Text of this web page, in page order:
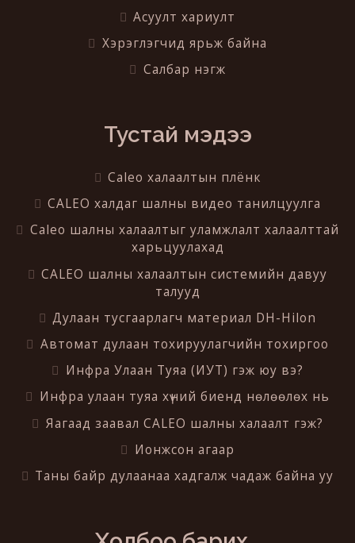
Асуулт хариулт
Хэрэглэгчид ярьж байна
Салбар нэгж
Тустай мэдээ
Caleo халаалтын плёнк
CALEO халдаг шалны видео танилцуулга
Caleo шалны халаалтыг уламжлалт халаалттай
харьцуулахад
CALEO шалны халаалтын системийн давуу
талууд
Дулаан тусгаарлагч материал DH-Hilon
Автомат дулаан тохируулагчийн тохиргоо
Инфра Улаан Туяа (ИУТ) гэж юу вэ?
Инфра улаан туяа хүний биенд нөлөөлөх нь
Яагаад заавал CALEO шалны халаалт гэж?
Ионжсон агаар
Таны байр дулаанаа хадгалж чадаж байна уу